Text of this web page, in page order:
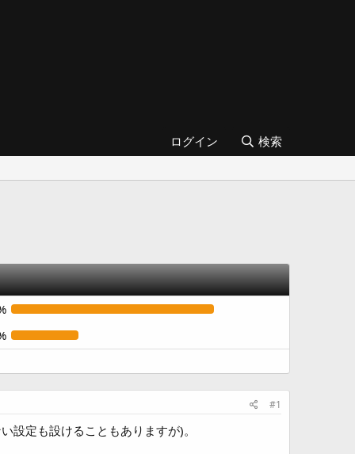
ログイン 検索
#1
設定も設けることもありますが)。